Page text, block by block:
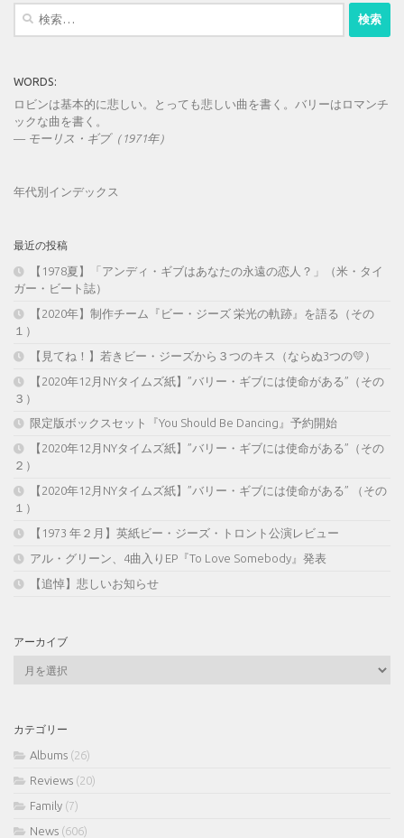
WORDS:
ロビンは基本的に悲しい。とっても悲しい曲を書く。バリーはロマンチ
ックな曲を書く。
— モーリス・ギブ（1971年）
年代別インデックス
最近の投稿
【1978夏】「アンディ・ギブはあなたの永遠の恋人？」（米・タイ
ガー・ビート誌）
【2020年】制作チーム『ビー・ジーズ 栄光の軌跡』を語る（その
１）
【見てね！】若きビー・ジーズから３つのキス（ならぬ3つの💛）
【2020年12月NYタイムズ紙】”バリー・ギブには使命がある”（その
３）
限定版ボックスセット『You Should Be Dancing』予約開始
【2020年12月NYタイムズ紙】”バリー・ギブには使命がある”（その
２）
【2020年12月NYタイムズ紙】”バリー・ギブには使命がある” （その
１）
【1973 年２月】英紙ビー・ジーズ・トロント公演レビュー
アル・グリーン、4曲入りEP『To Love Somebody』発表
【追悼】悲しいお知らせ
アーカイブ
ブ
カテゴリー
Albums (26)
Reviews (20)
Family (7)
News (606)